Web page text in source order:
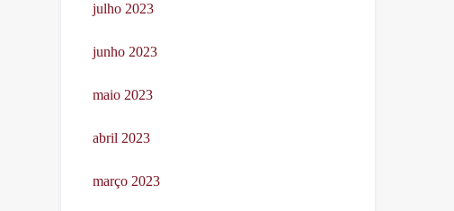
julho 2023
junho 2023
maio 2023
abril 2023
março 2023